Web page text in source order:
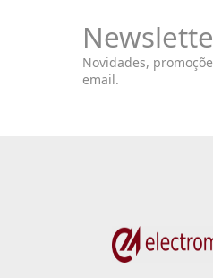
Novidades,
email.